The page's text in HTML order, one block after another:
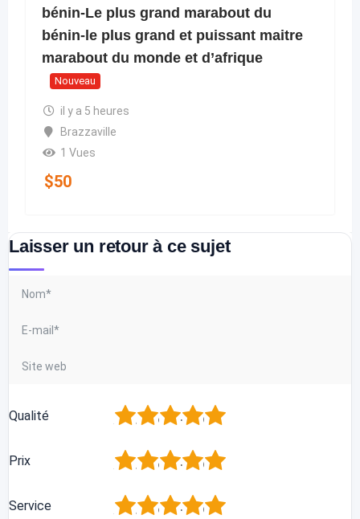
bénin-Le plus grand marabout du
bénin-le plus grand et puissant maitre
marabout du monde et d’afrique
Nouveau
il y a 5 heures
Brazzaville
1 Vues
$50
Laisser un retour à ce sujet
Qualité 5
4
3
2
Prix 5
4
3
2
Service 5
4
3
2